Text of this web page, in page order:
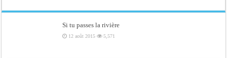
Si tu passes la rivière
12 août 2015 5,571